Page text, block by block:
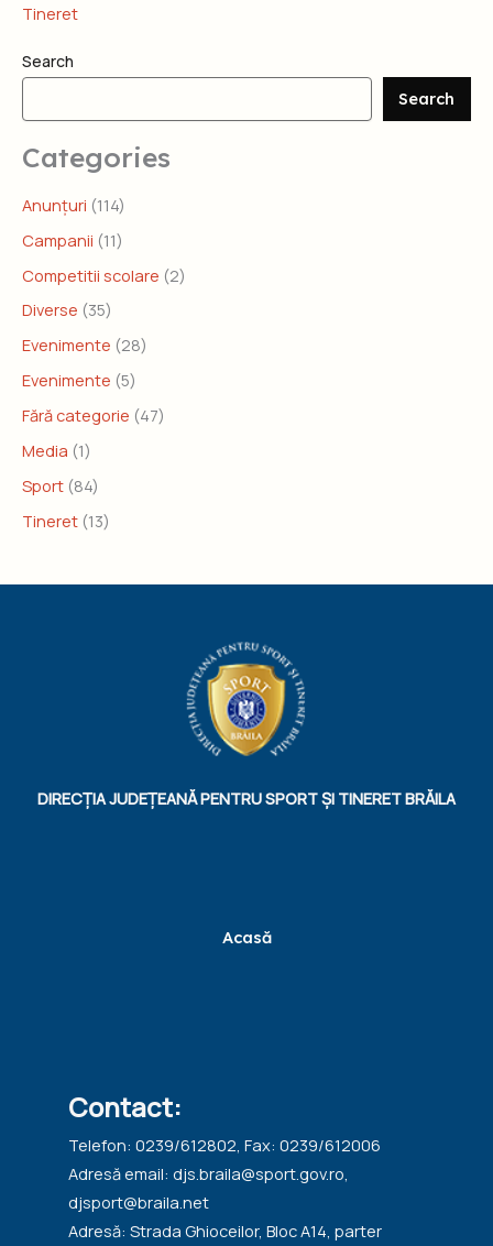
Tineret
Search
Search
Categories
Anunțuri (114)
Campanii (11)
Competitii scolare (2)
Diverse (35)
Evenimente (28)
Evenimente (5)
Fără categorie (47)
Media (1)
Sport (84)
Tineret (13)
DIRECȚIA JUDEȚEANĂ PENTRU SPORT ȘI TINERET BRĂILA
Acasă
Contact:
Telefon: 0239/612802, Fax: 0239/612006
Adresă email: djs.braila@sport.gov.ro,
djsport@braila.net
Adresă: Strada Ghioceilor, Bloc A14, parter